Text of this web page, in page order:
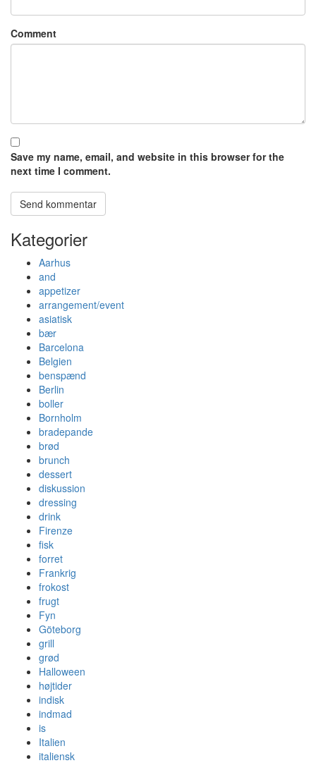
Comment
Save my name, email, and website in this browser for the
next time I comment.
Kategorier
Aarhus
and
appetizer
arrangement/event
asiatisk
bær
Barcelona
Belgien
benspænd
Berlin
boller
Bornholm
bradepande
brød
brunch
dessert
diskussion
dressing
drink
Firenze
fisk
forret
Frankrig
frokost
frugt
Fyn
Göteborg
grill
grød
Halloween
højtider
indisk
indmad
is
Italien
italiensk